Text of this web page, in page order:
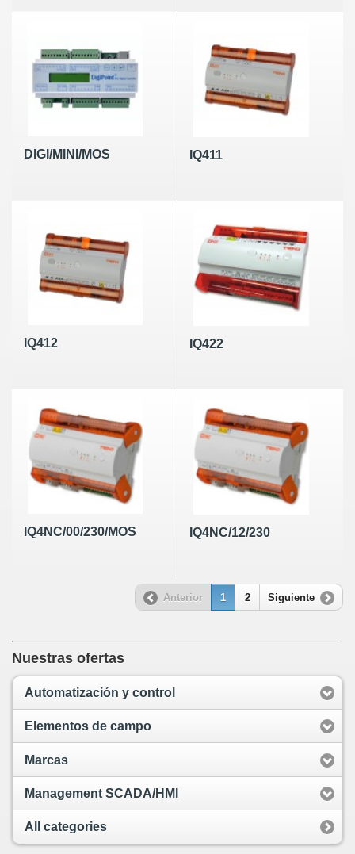
DIGI/MINI/MOS IQ411
IQ412 IQ422
IQ4NC/00/230/MOS IQ4NC/12/230
Anterior 1 2 Siguiente
Nuestras ofertas
Automatización y control
Elementos de campo
Marcas
Management SCADA/HMI
All categories